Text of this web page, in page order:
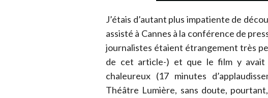
J’étais d’autant plus impatiente de
assisté à Cannes à la conférence de
journalistes étaient étrangement très
de cet article-) et que le film y avait
chaleureux (17 minutes
Théâtre Lumière, sans doute,